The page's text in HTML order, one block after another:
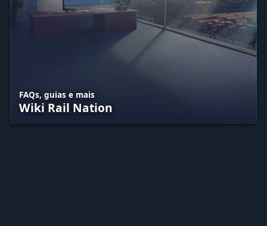
FAQs, guias e mais
Wiki Rail Nation